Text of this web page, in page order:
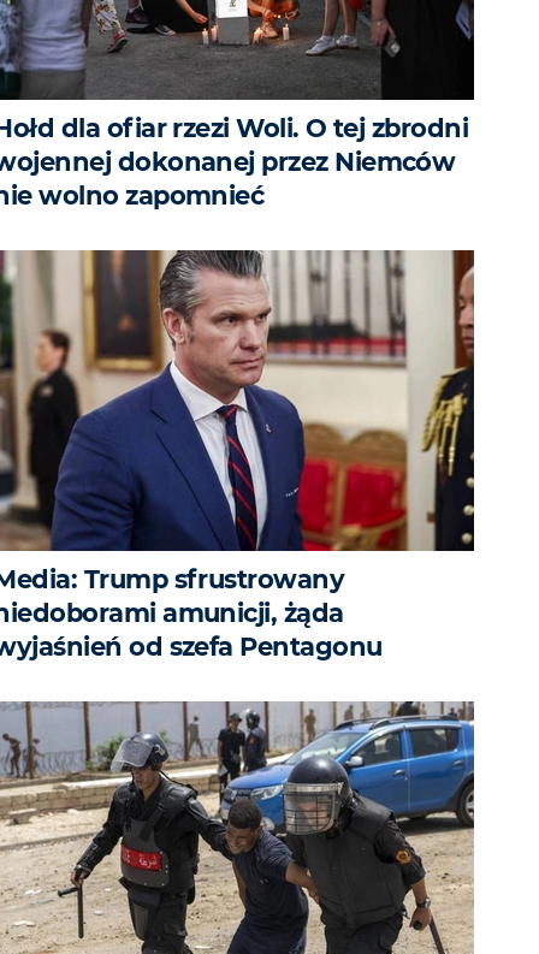
dla ofiar rzezi Woli. O tej zbrodni
dokonanej przez Niemców
wolno zapomnieć
Trump sfrustrowany
amunicji, żąda
od szefa Pentagonu